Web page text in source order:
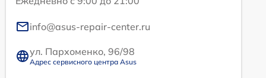
info@asus-repair-center.ru
ул. Пархоменко, 96/98
Адрес сервисного центра Asus